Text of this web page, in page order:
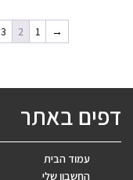
→
1
2
3
דפים באתר
עמוד הבית
החשבון שלי